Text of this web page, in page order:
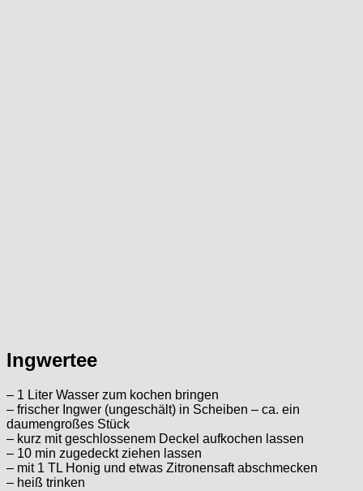
Ingwertee
– 1 Liter Wasser zum kochen bringen
– frischer Ingwer (ungeschält) in Scheiben – ca. ein
daumengroßes Stück
– kurz mit geschlossenem Deckel aufkochen lassen
– 10 min zugedeckt ziehen lassen
– mit 1 TL Honig und etwas Zitronensaft abschmecken
– heiß trinken